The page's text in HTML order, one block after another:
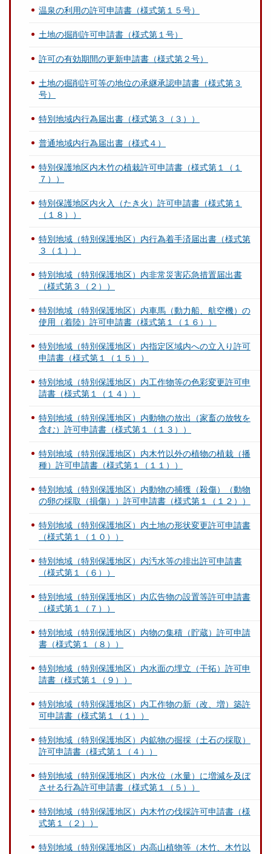
温泉の利用の許可申請書（様式第１５号）
土地の掘削許可申請書（様式第１号）
許可の有効期間の更新申請書（様式第２号）
土地の掘削許可等の地位の承継承認申請書（様式第３
号）
特別地域内行為届出書（様式第３（３））
普通地域内行為届出書（様式４）
特別保護地区内木竹の植栽許可申請書（様式第１（１
７））
特別保護地区内火入（たき火）許可申請書（様式第１
（１８））
特別地域（特別保護地区）内行為着手済届出書（様式第
３（１））
特別地域（特別保護地区）内非常災害応急措置届出書
（様式第３（２））
特別地域（特別保護地区）内車馬（動力船、航空機）の
使用（着陸）許可申請書（様式第１（１６））
特別地域（特別保護地区）内指定区域内への立入り許可
申請書（様式第１（１５））
特別地域（特別保護地区）内工作物等の色彩変更許可申
請書（様式第１（１４））
特別地域（特別保護地区）内動物の放出（家畜の放牧を
含む）許可申請書（様式第１（１３））
特別地域（特別保護地区）内木竹以外の植物の植栽（播
種）許可申請書（様式第１（１１））
特別地域（特別保護地区）内動物の捕獲（殺傷）（動物
の卵の採取（損傷））許可申請書（様式第１（１２））
特別地域（特別保護地区）内土地の形状変更許可申請書
（様式第１（１０））
特別地域（特別保護地区）内汚水等の排出許可申請書
（様式第１（６））
特別地域（特別保護地区）内広告物の設置等許可申請書
（様式第１（７））
特別地域（特別保護地区）内物の集積（貯蔵）許可申請
書（様式第１（８））
特別地域（特別保護地区）内水面の埋立（干拓）許可申
請書（様式第１（９））
特別地域（特別保護地区）内工作物の新（改、増）築許
可申請書（様式第１（１））
特別地域（特別保護地区）内鉱物の掘採（土石の採取）
許可申請書（様式第１（４））
特別地域（特別保護地区）内水位（水量）に増減を及ぼ
させる行為許可申請書（様式第１（５））
特別地域（特別保護地区）内木竹の伐採許可申請書（様
式第１（２））
特別地域（特別保護地区）内高山植物等（木竹、木竹以